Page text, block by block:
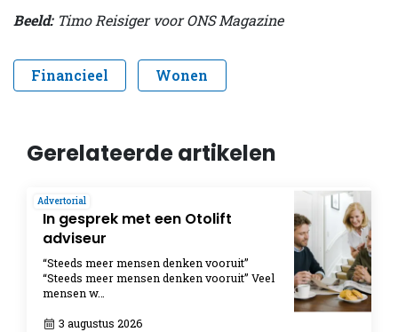
Beeld:Timo Reisiger voor ONS Magazine
Financieel Wonen
Gerelateerde artikelen
In gesprek met een Otolift
adviseur
“Steeds meer mensen denken vooruit”
“Steeds meer mensen denken vooruit” Veel
mensen w…
3 augustus 2026
Advertorial